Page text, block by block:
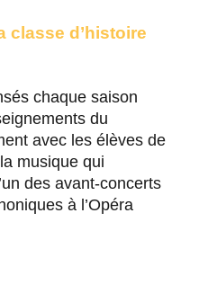
classe d’histoire
chaque saison
du
avec les élèves de
musique qui
des avant-concerts
à l’Opéra